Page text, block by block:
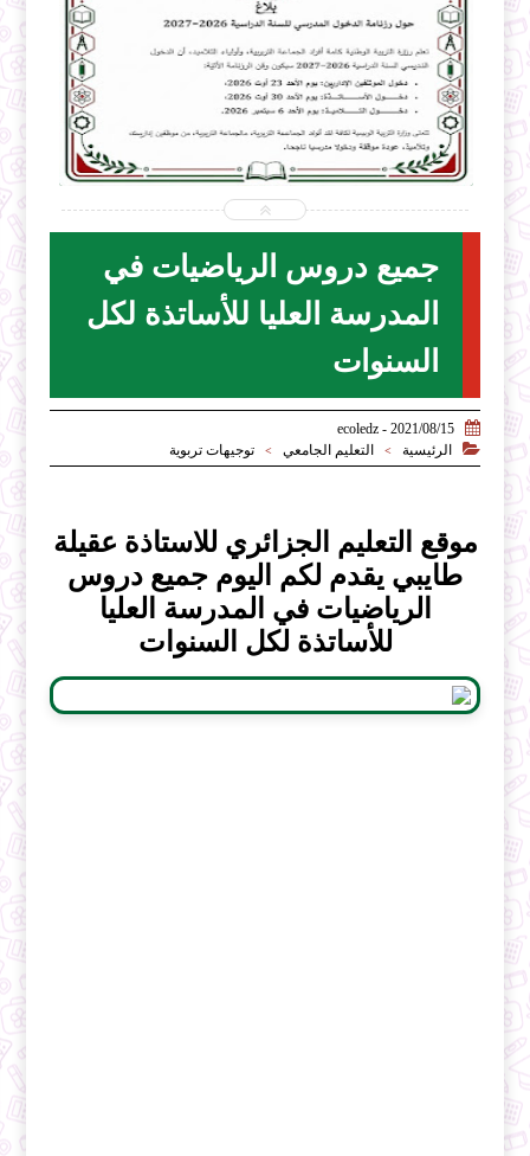
2026-07-31
ecoledz.net
جميع دروس الرياضيات في
المدرسة العليا للأساتذة لكل
السنوات

2021/08/15 - ecoledz

الرئيسية > التعليم الجامعي > توجيهات تربوية
موقع التعليم الجزائري للاستاذة عقيلة
طايبي يقدم لكم اليوم جميع دروس
الرياضيات في المدرسة العليا
للأساتذة لكل السنوات